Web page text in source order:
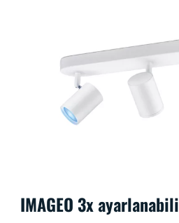
IMAGEO 3x